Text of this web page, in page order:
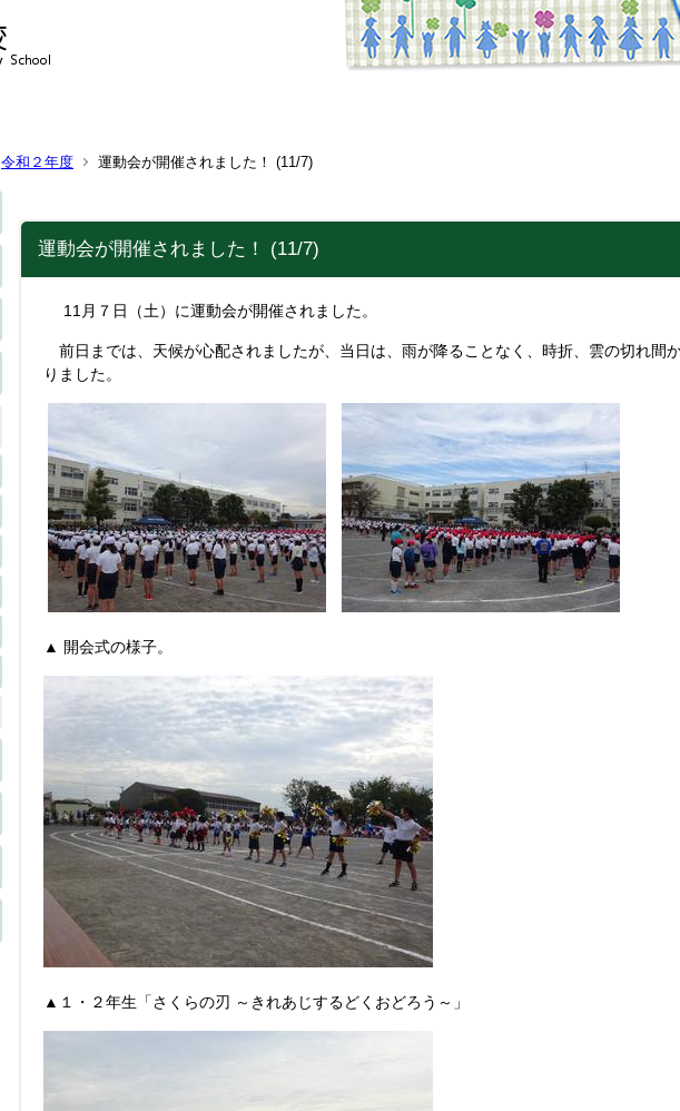
令和２年度 運動会が開催されました！ (11/7)
運動会が開催されました！ (11/7)
11月７日（土）に運動会が開催されました。
前日までは、天候が心配されましたが、当日は、雨が降ることなく、時折、雲の切れ間
りました。
▲ 開会式の様子。
▲１・２年生「さくらの刃 ～きれあじするどくおどろう～」